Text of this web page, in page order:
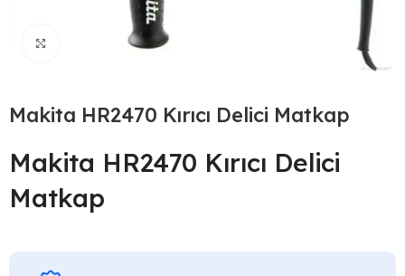
Click to enlarge
Makita HR2470 Kırıcı Delici Matkap
Makita HR2470 Kırıcı Delici
Matkap